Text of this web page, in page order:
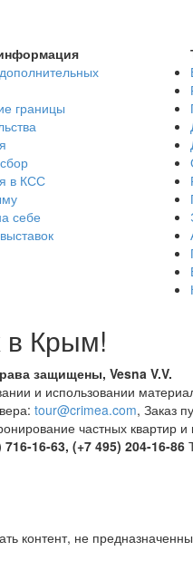
границы
в КСС
себе
в Крым!
защищены, Vesna V.V.
и использовании
tour@crimea.com, Заказ
частных квартир и
716-16-63, (+7 495) 204-16-86
контент, не